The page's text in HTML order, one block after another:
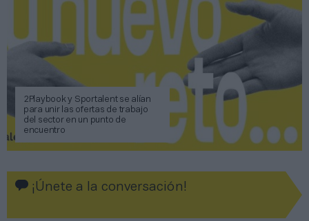
2Playbook y Sportalent se alían
para unir las ofertas de trabajo
del sector en un punto de
encuentro
¡Únete a la conversación!